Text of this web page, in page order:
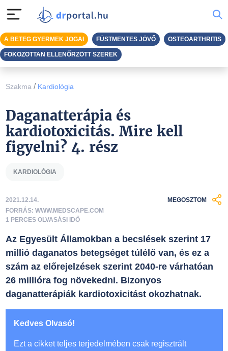
Szakma / Kardiológia
Daganatterápia és
kardiotoxicitás. Mire kell
figyelni? 4. rész
KARDIOLÓGIA
2021.12.14.
FORRÁS: WWW.MEDSCAPE.COM
1 PERCES OLVASÁSI IDŐ
MEGOSZTOM
Az Egyesült Államokban a becslések szerint 17
millió daganatos betegséget túlélő van, és ez a
szám az előrejelzések szerint 2040-re várhatóan
26 millióra fog növekedni. Bizonyos
daganatterápiák kardiotoxicitást okozhatnak.
Kedves Olvasó!
Ezt a cikket teljes terjedelmében csak regisztrált
A BETEG GYERMEK JOGAI FÜSTMENTES JÖVŐ OSTEOARTHRITIS
FOKOZOTTAN ELLENŐRZÖTT SZEREK